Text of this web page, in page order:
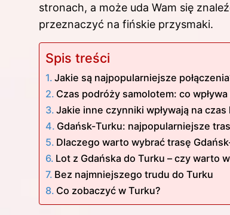
stronach, a może uda Wam się
przeznaczyć na fińskie przysmaki.
Spis treści
Jakie są najpopularniejsze
Czas podróży samolotem: co
Jakie inne czynniki wpływają na czas
Gdańsk-Turku: najpopularniejsze
Dlaczego warto wybrać trasę
Lot z Gdańska do Turku – czy warto
Bez najmniejszego trudu do Turku
Co zobaczyć w Turku?